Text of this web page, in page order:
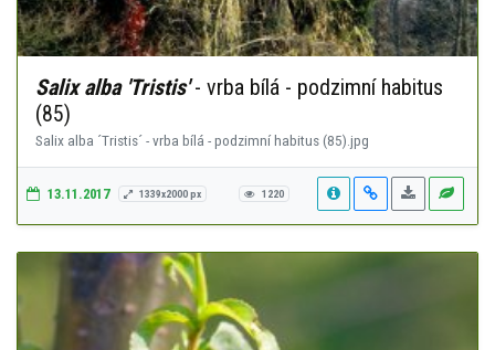
Salix alba 'Tristis'- vrba bílá - podzimní habitus
(85)
Salix alba ´Tristis´ - vrba bílá - podzimní habitus (85).jpg
13.11.2017 1339x2000 px 1220